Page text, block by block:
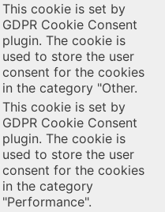
This cookie is set by
GDPR Cookie Consent
plugin. The cookie is
used to store the user
consent for the cookies
in the category "Other.
This cookie is set by
GDPR Cookie Consent
plugin. The cookie is
used to store the user
consent for the cookies
in the category
"Performance".